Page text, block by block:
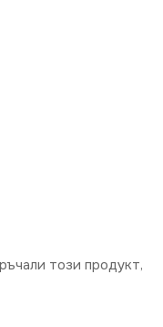
този продукт,